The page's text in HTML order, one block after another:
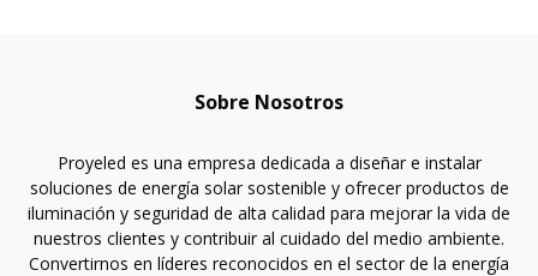
Sobre Nosotros
Proyeled es una empresa dedicada a diseñar e instalar
soluciones de energía solar sostenible y ofrecer productos de
iluminación y seguridad de alta calidad para mejorar la vida de
nuestros clientes y contribuir al cuidado del medio ambiente.
Convertirnos en líderes reconocidos en el sector de la energía